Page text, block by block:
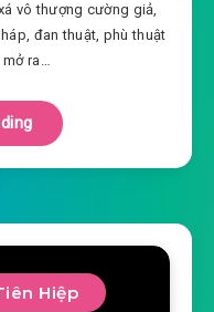
vô thượng cường giả,
đan thuật, phù thuật
ra…
Hiệp